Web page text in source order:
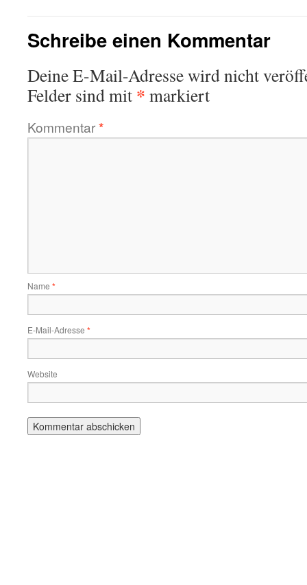
Schreibe einen Kommentar
Deine E-Mail-Adresse wird nicht
Felder sind mit * markiert
Kommentar*
Name *
E-Mail-Adresse *
Website